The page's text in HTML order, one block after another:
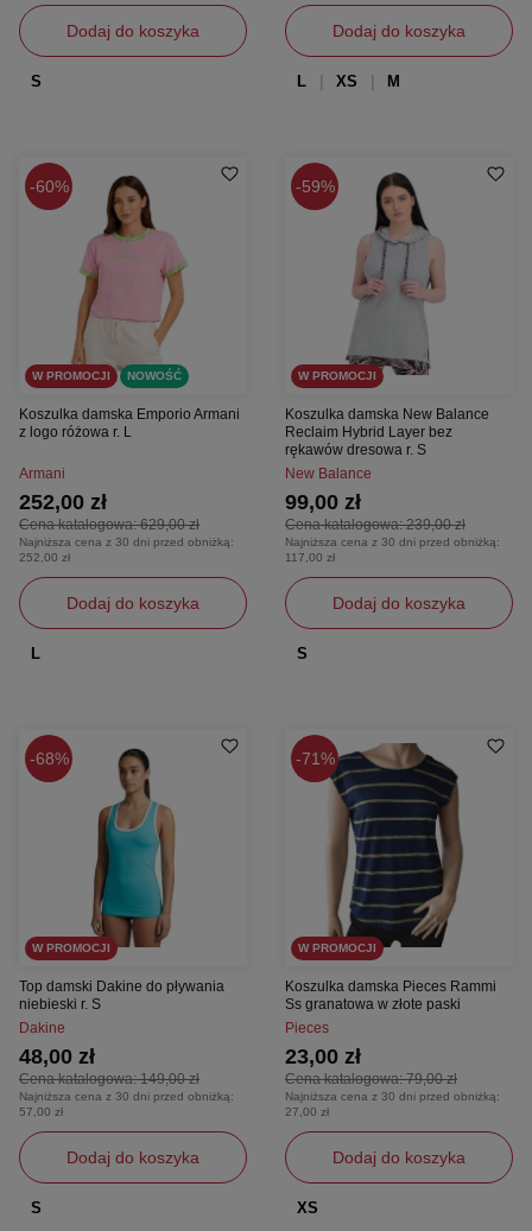
Dodaj do koszyka
S
Dodaj do koszyka
L XS M
60%
W PROMOCJI NOWOŚĆ
Koszulka damska Emporio Armani
z logo różowa r. L
Armani
Cena katalogowa:629,00 zł
252,00 zł
Najniższa cena z 30 dni przed obniżką:
252,00 zł
Dodaj do koszyka
L
59%
W PROMOCJI
Koszulka damska New Balance
Reclaim Hybrid Layer bez
rękawów dresowa r. S
New Balance
Cena katalogowa:239,00 zł
99,00 zł
Najniższa cena z 30 dni przed obniżką:
117,00 zł
Dodaj do koszyka
S
68%
W PROMOCJI
Top damski Dakine do pływania
niebieski r. S
Dakine
Cena katalogowa:149,00 zł
48,00 zł
Najniższa cena z 30 dni przed obniżką:
57,00 zł
Dodaj do koszyka
S
71%
W PROMOCJI
Koszulka damska Pieces Rammi
Ss granatowa w złote paski
Pieces
Cena katalogowa:79,00 zł
23,00 zł
Najniższa cena z 30 dni przed obniżką:
27,00 zł
Dodaj do koszyka
XS